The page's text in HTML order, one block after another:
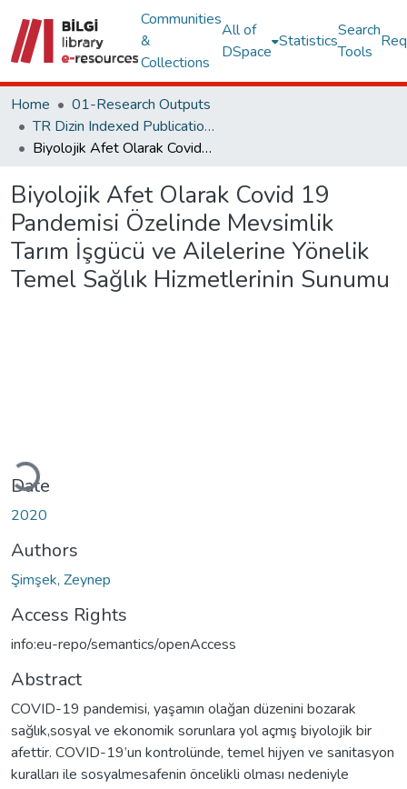
Communities
&
Collections
All of
DSpace
Statistics
Search
Tools
Home
01-Research Outputs
TR Dizin Indexed Publications
Biyolojik Afet Olarak Covid 19 Pandemisi Özelinde Mevsimlik Tarım İşgücü ve Ailelerine Yönelik Temel Sağlık Hizmetlerinin Sunumu
Biyolojik Afet Olarak Covid 19
Pandemisi Özelinde Mevsimlik
Tarım İşgücü ve Ailelerine Yönelik
Temel Sağlık Hizmetlerinin Sunumu
Loading...
Date
2020
Authors
Şimşek, Zeynep
Access Rights
info:eu-repo/semantics/openAccess
Abstract
COVID-19 pandemisi, yaşamın olağan düzenini bozarak
sağlık,sosyal ve ekonomik sorunlara yol açmış biyolojik bir
afettir. COVID-19’un kontrolünde, temel hijyen ve sanitasyon
kuralları ile sosyalmesafenin öncelikli olması nedeniyle